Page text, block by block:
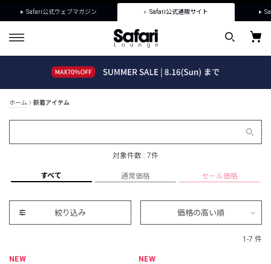
Safari公式ウェブマガジン Safari公式通販サイト
ホーム 新着アイテム
対象件数 : 7件
すべて 通常価格 セール価格
絞り込み 価格の高い順
1-7 件
NEW NEW